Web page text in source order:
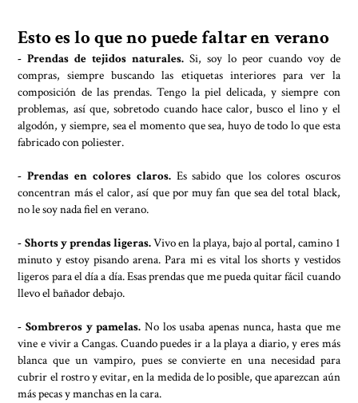
Esto es lo que no puede faltar en verano
- Prendas de tejidos naturales.Si, soy lo peor cuando voy de
compras, siempre buscando las etiquetas interiores para ver la
composición de las prendas. Tengo la piel delicada, y siempre con
problemas, así que, sobretodo cuando hace calor, busco el lino y el
algodón, y siempre, sea el momento que sea, huyo de todo lo que esta
fabricado con poliester.
- Prendas en colores claros. Es sabido que los colores oscuros
concentran más el calor, así que por muy fan que sea del total black,
no le soy nada fiel en verano.
- Shorts y prendas ligeras.Vivo en la playa, bajo al portal, camino 1
minuto y estoy pisando arena. Para mi es vital los shorts y vestidos
ligeros para el día a día. Esas prendas que me pueda quitar fácil cuando
llevo el bañador debajo.
- Sombreros y pamelas. No los usaba apenas nunca, hasta que me
vine e vivir a Cangas. Cuando puedes ir a la playa a diario, y eres más
blanca que un vampiro, pues se convierte en una necesidad para
cubrir el rostro y evitar, en la medida de lo posible, que aparezcan aún
más pecas y manchas en la cara.